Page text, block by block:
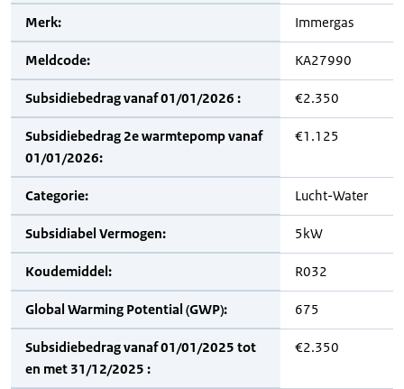
Merk: Immergas
Meldcode: KA27990
Subsidiebedrag vanaf 01/01/2026 : €2.350
Subsidiebedrag 2e warmtepomp vanaf
01/01/2026:
€1.125
Categorie: Lucht-Water
Subsidiabel Vermogen: 5kW
Koudemiddel: R032
Global Warming Potential (GWP): 675
Subsidiebedrag vanaf 01/01/2025 tot
en met 31/12/2025 :
€2.350